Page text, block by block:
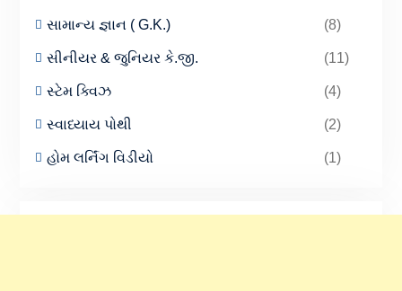
સામાન્ય જ્ઞાન ( G.K.) (8)
સીનીયર & જુનિયર કે.જી. (11)
સ્ટેમ ક્વિઝ (4)
સ્વાધ્યાય પોથી (2)
હોમ લર્નિંગ વિડીયો (1)